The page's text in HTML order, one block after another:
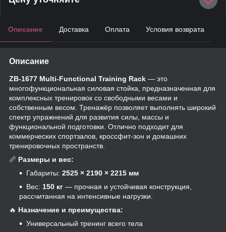
Описание Доставка Оплата Условия возврата
Описание
ZB-1677 Multi-Functional Training Rack — это
многофункциональная силовая стойка, предназначенная для
комплексных тренировок со свободными весами и
собственным весом. Тренажёр позволяет выполнять широкий
спектр упражнений для развития силы, массы и
функциональной подготовки. Отлично подходит для
коммерческих спортзалов, кроссфит-зон и домашних
тренировочных пространств.
📏 Размеры и вес:
Габариты: 2525 × 2190 × 2215 мм
Вес: 150 кг — прочная и устойчивая конструкция,
рассчитанная на интенсивные нагрузки.
🔥 Назначение и преимущества:
Универсальный тренинг всего тела